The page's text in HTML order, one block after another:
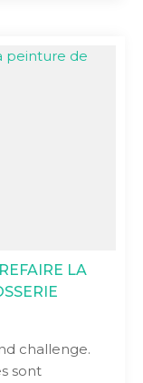
LA
challenge.
sont